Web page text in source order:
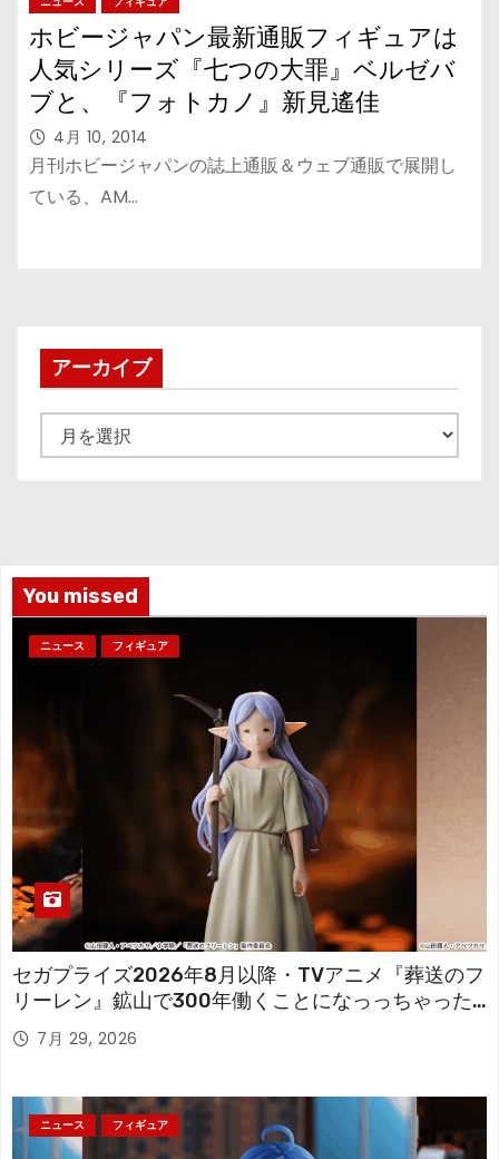
ホビージャパン最新通販フィギュアは
人気シリーズ『七つの大罪』ベルゼバ
ブと、『フォトカノ』新見遙佳
4月 10, 2014
月刊ホビージャパンの誌上通販＆ウェブ通販で展開し
ている、AM…
アーカイブ
ー
You missed
ニュース フィギュア
セガプライズ2026年8月以降・TVアニメ『葬送のフ
リーレン』鉱山で300年働くことになっっちゃった
「フリーレン」を立体化！
7月 29, 2026
ニュース フィギュア